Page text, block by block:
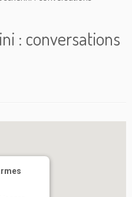
: conversations